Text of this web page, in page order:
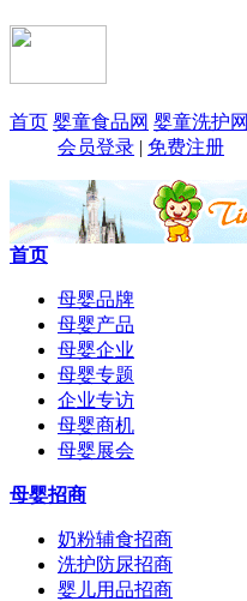
首页 婴童食品网 婴童洗护网
会员登录 | 免费注册
首页
母婴品牌
母婴产品
母婴企业
母婴专题
企业专访
母婴商机
母婴展会
母婴招商
奶粉辅食招商
洗护防尿招商
婴儿用品招商